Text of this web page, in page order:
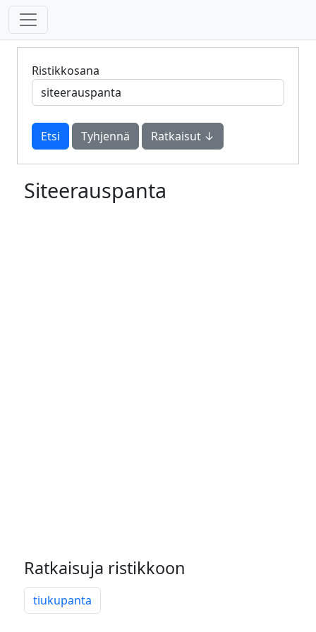
Ristikkosana
Tyhjennä Ratkaisut ↓
Siteerauspanta
Ratkaisuja ristikkoon
tiukupanta